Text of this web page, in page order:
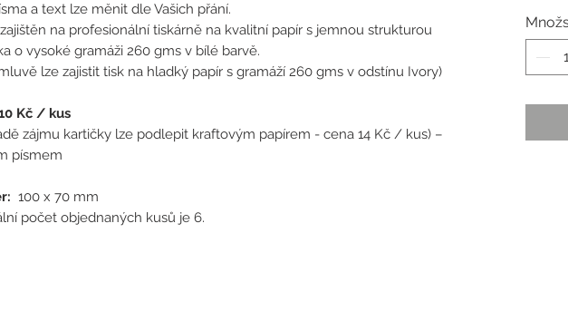
a text lze měnit dle Vašich přání.
na profesionální tiskárně na kvalitní papír s jemnou strukturou
o vysoké gramáži 260 gms v bílé barvě.
lze zajistit tisk na hladký papír s gramáží 260 gms v odstínu Ivory)
Kč / kus
zájmu kartičky lze podlepit kraftovým papírem - cena 14 Kč / kus) –
písmem
100 x 70 mm
počet objednaných kusů je 6.